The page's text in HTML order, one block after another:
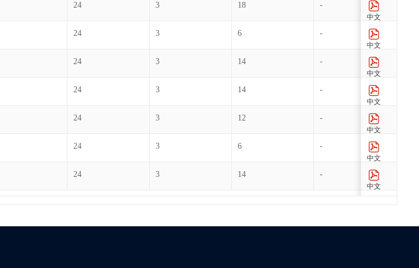
24 3 18 -
24 3 6 -
24 3 14 -
24 3 14 -
24 3 12 -
24 3 6 -
24 3 14 -
中文
中文
中文
中文
中文
中文
中文